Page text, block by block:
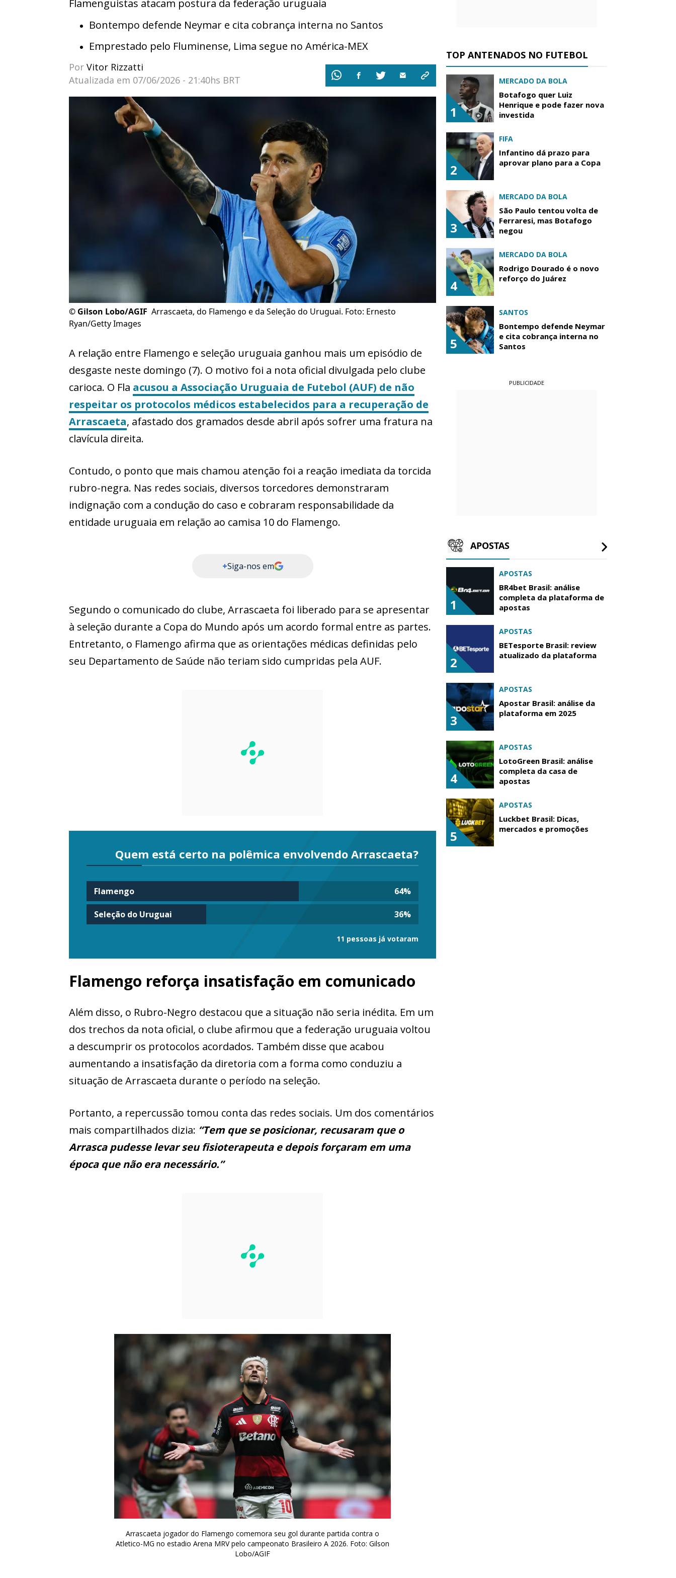
Flamenguistas atacam postura da federação uruguaia
Bontempo defende Neymar e cita cobrança interna no Santos
Emprestado pelo Fluminense, Lima segue no América-MEX
Por Vitor Rizzatti
Atualizada em 07/06/2026 - 21:40hs BRT
© Gilson Lobo/AGIF Arrascaeta, do Flamengo e da Seleção do Uruguai. Foto: Ernesto
Ryan/Getty Images
A relação entre Flamengo e seleção uruguaia ganhou mais um episódio de
desgaste neste domingo (7). O motivo foi a nota oficial divulgada pelo clube
carioca. O Fla acusou a Associação Uruguaia de Futebol (AUF) de não
respeitar os protocolos médicos estabelecidos para a recuperação de
Arrascaeta, afastado dos gramados desde abril após sofrer uma fratura na
clavícula direita.
Contudo, o ponto que mais chamou atenção foi a reação imediata da torcida
rubro-negra. Nas redes sociais, diversos torcedores demonstraram
indignação com a condução do caso e cobraram responsabilidade da
entidade uruguaia em relação ao camisa 10 do Flamengo.
+Siga-nos em
Segundo o comunicado do clube, Arrascaeta foi liberado para se apresentar
à seleção durante a Copa do Mundo após um acordo formal entre as partes.
Entretanto, o Flamengo afirma que as orientações médicas definidas pelo
seu Departamento de Saúde não teriam sido cumpridas pela AUF.
Quem está certo na polêmica envolvendo Arrascaeta?
Flamengo 64%
Seleção do Uruguai 36%
11 pessoas já votaram
Flamengo reforça insatisfação em comunicado
Além disso, o Rubro-Negro destacou que a situação não seria inédita. Em um
dos trechos da nota oficial, o clube afirmou que a federação uruguaia voltou
a descumprir os protocolos acordados. Também disse que acabou
aumentando a insatisfação da diretoria com a forma como conduziu a
situação de Arrascaeta durante o período na seleção.
Portanto, a repercussão tomou conta das redes sociais. Um dos comentários
mais compartilhados dizia: “Tem que se posicionar, recusaram que o
Arrasca pudesse levar seu fisioterapeuta e depois forçaram em uma
época que não era necessário.”
Arrascaeta jogador do Flamengo comemora seu gol durante partida contra o
Atletico-MG no estadio Arena MRV pelo campeonato Brasileiro A 2026. Foto: Gilson
Lobo/AGIF
TOP ANTENADOS NO FUTEBOL
1
MERCADO DA BOLA
Botafogo quer Luiz
Henrique e pode fazer nova
investida
2
FIFA
Infantino dá prazo para
aprovar plano para a Copa
3
MERCADO DA BOLA
São Paulo tentou volta de
Ferraresi, mas Botafogo
negou
4
MERCADO DA BOLA
Rodrigo Dourado é o novo
reforço do Juárez
5
SANTOS
Bontempo defende Neymar
e cita cobrança interna no
Santos
PUBLICIDADE
APOSTAS
1
APOSTAS
BR4bet Brasil: análise
completa da plataforma de
apostas
2
APOSTAS
BETesporte Brasil: review
atualizado da plataforma
3
APOSTAS
Apostar Brasil: análise da
plataforma em 2025
4
APOSTAS
LotoGreen Brasil: análise
completa da casa de
apostas
5
APOSTAS
Luckbet Brasil: Dicas,
mercados e promoções